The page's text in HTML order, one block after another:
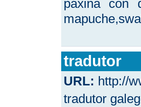
páxina con
tradutor
URL: http://
tradutor